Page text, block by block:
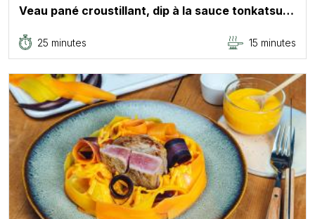
Veau pané croustillant, dip à la sauce tonkatsu…
25 minutes 15 minutes